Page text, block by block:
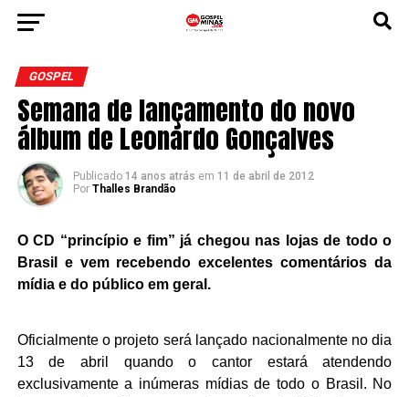
GOSPEL
Semana de lançamento do novo
álbum de Leonardo Gonçalves
Publicado 14 anos atrás em 11 de abril de 2012
Por Thalles Brandão
O CD “princípio e fim” já chegou nas lojas de todo o
Brasil e vem recebendo excelentes comentários da
mídia e do público em geral.
Oficialmente o projeto será lançado nacionalmente no dia
13 de abril quando o cantor estará atendendo
exclusivamente a inúmeras mídias de todo o Brasil. No